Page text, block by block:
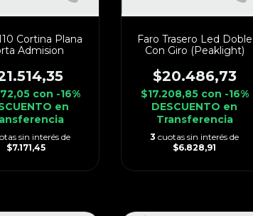
Cortina Plana
Admision
con -16%
en
sin interés de
$7.171,45
Faro Trasero Led Doble
Con Giro (Peaklight)
$20.486,73
$17.208,85 con -16%
DESCUENTO en
Transferencia
3 cuotas sin interés de
$6.828,91